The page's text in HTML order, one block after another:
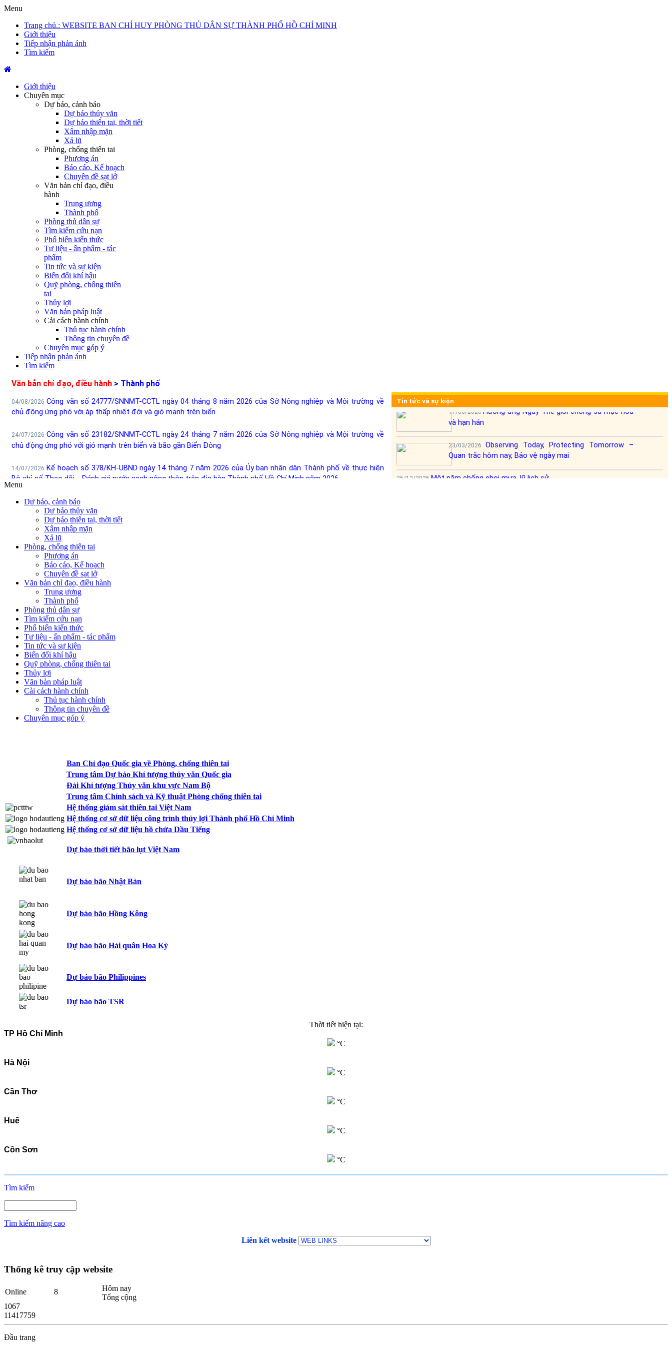
Menu
Trang chủ.: WEBSITE BAN CHỈ HUY PHÒNG THỦ DÂN SỰ THÀNH PHỐ HỒ CHÍ MINH
Giới thiệu
Tiếp nhận phản ánh
Tìm kiếm
Giới thiệu
Chuyên mục
Dự báo, cảnh báo
Dự báo thủy văn
Dự báo thiên tai, thời tiết
Xâm nhập mặn
Xả lũ
Phòng, chống thiên tai
Phương án
Báo cáo, Kế hoạch
Chuyên đề sạt lở
Văn bản chỉ đạo, điều
hành
Trung ương
Thành phố
Phòng thủ dân sự
Tìm kiếm cứu nạn
Phổ biến kiến thức
Tư liệu - ấn phẩm - tác
phẩm
Tin tức và sự kiện
Biến đổi khí hậu
Quỹ phòng, chống thiên
tai
Thủy lợi
Văn bản pháp luật
Cải cách hành chính
Thủ tục hành chính
Thông tin chuyên đề
Chuyên mục góp ý
Tiếp nhận phản ánh
Tìm kiếm
Menu
Dự báo, cảnh báo
Dự báo thủy văn
Dự báo thiên tai, thời tiết
Xâm nhập mặn
Xả lũ
Phòng, chống thiên tai
Phương án
Báo cáo, Kế hoạch
Chuyên đề sạt lở
Văn bản chỉ đạo, điều hành
Trung ương
Thành phố
Phòng thủ dân sự
Tìm kiếm cứu nạn
Phổ biến kiến thức
Tư liệu - ấn phẩm - tác phẩm
Tin tức và sự kiện
Biến đổi khí hậu
Quỹ phòng, chống thiên tai
Thủy lợi
Văn bản pháp luật
Cải cách hành chính
Thủ tục hành chính
Thông tin chuyên đề
Chuyên mục góp ý
Ban Chỉ đạo Quốc gia về Phòng, chống thiên tai
Trung tâm Dự báo Khí tượng thủy văn Quốc gia
Đài Khí tượng Thủy văn khu vực Nam Bộ
Trung tâm Chính sách và Kỹ thuật Phòng chống thiên tai
Hệ thống giám sát thiên tai Việt Nam
Hệ thống cơ sở dữ liệu công trình thủy lợi Thành phố Hồ Chí Minh
Hệ thống cơ sở dữ liệu hồ chứa Dầu Tiếng
Dự báo thời tiết bão lụt Việt Nam
Dự báo bão Nhật Bản
Dự báo bão Hồng Kông
Dự báo bão Hải quân Hoa Kỳ
Dự báo bão Philippines
Dự báo bão TSR
Thời tiết hiện tại:
TP Hồ Chí Minh
°C
Hà Nội
°C
Cần Thơ
°C
Huế
°C
Côn Sơn
°C
Tìm kiếm
Tìm kiếm nâng cao
Liên kết website
Thống kê truy cập website
Online 8
Hôm nay
Tổng cộng
1067
11417759
Đầu trang